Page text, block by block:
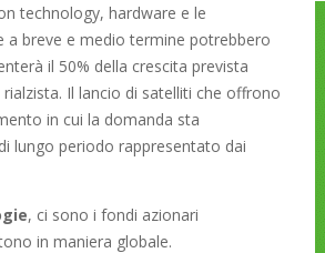
technology, hardware e le
a breve e medio termine potrebbero
il 50% della crescita prevista
Il lancio di satelliti che offrono
in cui la domanda sta
di lungo periodo rappresentato dai
, ci sono i fondi azionari
in maniera globale.